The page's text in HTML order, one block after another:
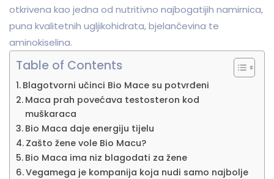
otkrivena kao jedna od nutritivno najbogatijih namirnica,
puna kvalitetnih ugljikohidrata, bjelančevina te
aminokiselina.
Table of Contents
Blagotvorni učinci Bio Mace su potvrđeni
Maca prah povećava testosteron kod
muškaraca
Bio Maca daje energiju tijelu
Zašto žene vole Bio Macu?
Bio Maca ima niz blagodati za žene
Vegamega je kompanija koja nudi samo najbolje